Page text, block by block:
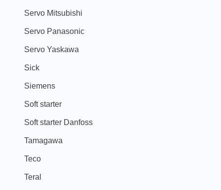
Servo Mitsubishi
Servo Panasonic
Servo Yaskawa
Sick
Siemens
Soft starter
Soft starter Danfoss
Tamagawa
Teco
Teral